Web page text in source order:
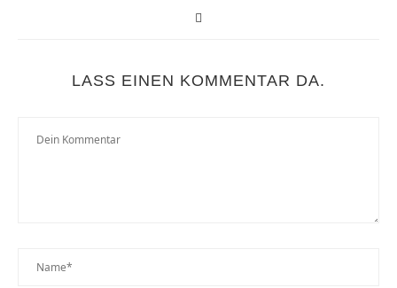
LASS EINEN KOMMENTAR DA.